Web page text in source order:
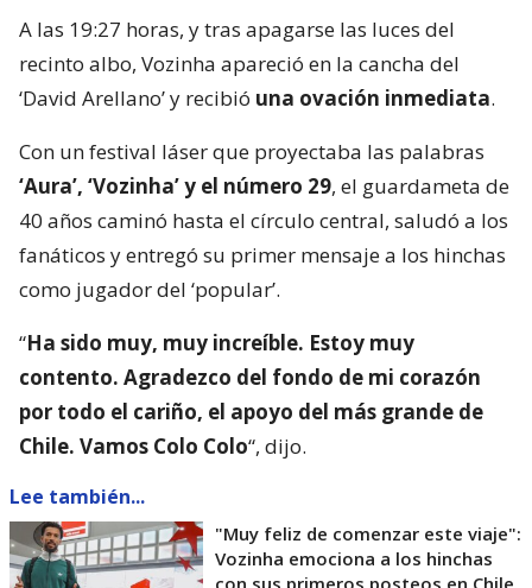
A las 19:27 horas, y tras apagarse las luces del
recinto albo, Vozinha apareció en la cancha del
‘David Arellano’ y recibió una ovación inmediata.
Con un festival láser que proyectaba las palabras
‘Aura’, ‘Vozinha’ y el número 29, el guardameta de
40 años caminó hasta el círculo central, saludó a los
fanáticos y entregó su primer mensaje a los hinchas
como jugador del ‘popular’.
“Ha sido muy, muy increíble. Estoy muy
contento. Agradezco del fondo de mi corazón
por todo el cariño, el apoyo del más grande de
Chile. Vamos Colo Colo“, dijo.
Lee también...
"Muy feliz de comenzar este viaje":
Vozinha emociona a los hinchas